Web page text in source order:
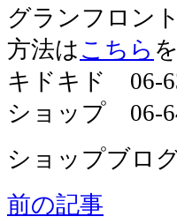
グランフロン
方法は こちら
キドキド 06-
ショップ 06-
ショップブロ
前の記事